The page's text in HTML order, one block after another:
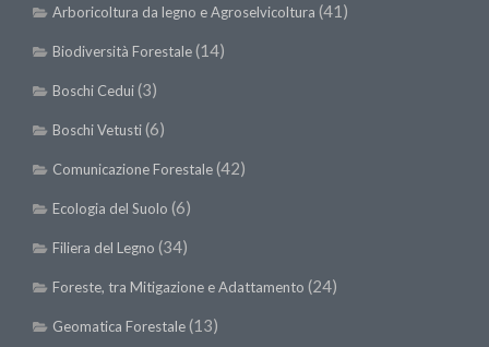
Premi SISEF
XV Congresso (Sassari 2026)
XIV Congresso (Padova 2024)
XIII Congresso (Orvieto 2022)
XII Congresso (Palermo 2019)
XI Congresso (Roma 2017)
Arboricoltura da legno e Agroselvicoltura (41)
Biodiversità Forestale(14)
Boschi Cedui(3)
Boschi Vetusti(6)
Comunicazione Forestale(42)
Ecologia del Suolo (6)
Filiera del Legno (34)
Foreste, tra Mitigazione e Adattamento (24)
Geomatica Forestale(13)